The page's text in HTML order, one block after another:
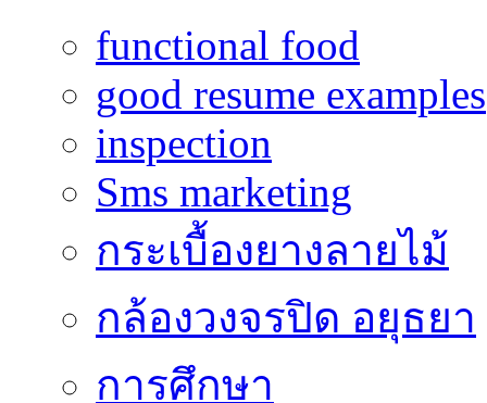
functional food
good resume examples
inspection
Sms marketing
กระเบื้องยางลายไม้
กล้องวงจรปิด อยุธยา
การศึกษา